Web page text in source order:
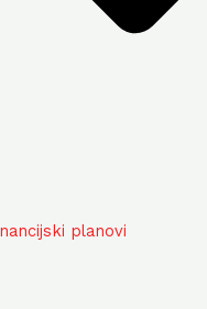
planovi